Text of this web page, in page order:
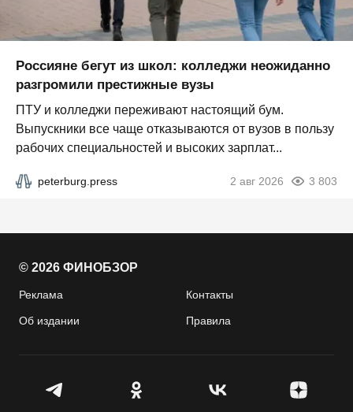
Россияне бегут из школ: колледжи неожиданно
разгромили престижные вузы
ПТУ и колледжи переживают настоящий бум.
Выпускники все чаще отказываются от вузов в пользу
рабочих специальностей и высоких зарплат...
peterburg.press 2 авг 2026 3 803
© 2026 ФИНОБЗОР
Реклама Контакты
Об издании Правила